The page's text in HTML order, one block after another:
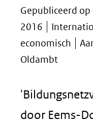
Gepubliceerd
2016
economisch
Oldambt
door Eems-